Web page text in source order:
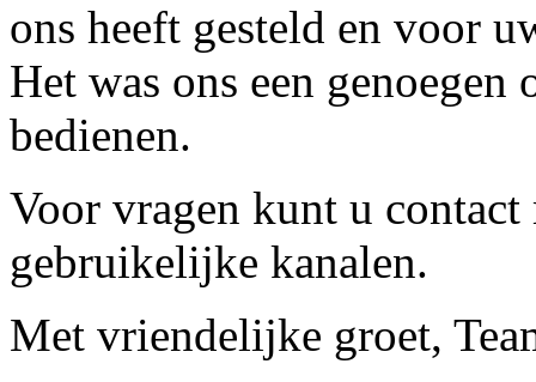
ons heeft gesteld en voor
Het was ons een
bedienen.
Voor vragen kunt u contact
gebruikelijke kanalen.
Met vriendelijke groet,